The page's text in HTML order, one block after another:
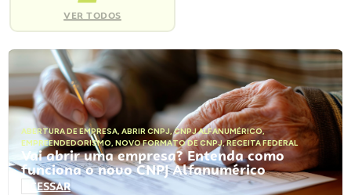
VER TODOS
ABERTURA DE EMPRESA, ABRIR CNPJ,CNPJ ALFANUMÉRICO,
EMPREENDEDORISMO, NOVO FORMATO DE CNPJ,RECEITA FEDERAL
Vai abrir uma empresa? Entenda como
funciona o novo CNPJ Alfanumérico
ACESSAR